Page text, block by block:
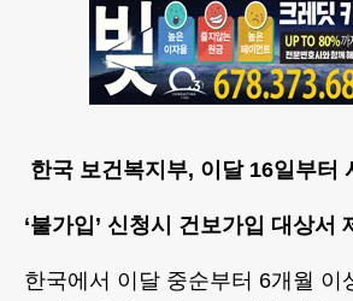
한국 보건복지부, 이달 16일부터
‘불가입’ 신청시 건보가입 대상서
한국에서 이달 중순부터 6개월 이